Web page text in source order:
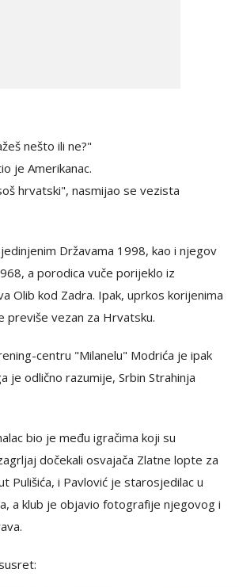
nešto ili ne?"
je Amerikanac.
hrvatski", nasmijao se vezista
Državama 1998, kao i njegov
a porodica vuče porijeklo iz
Olib kod Zadra. Ipak, uprkos korijenima
previše vezan za Hrvatsku.
centru "Milanelu" Modrića je ipak
je odlično razumije, Srbin Strahinja
bio je među igračima koji su
dočekali osvajača Zlatne lopte za
Pulišića, i Pavlović je starosjedilac u
a klub je objavio fotografije njegovog i